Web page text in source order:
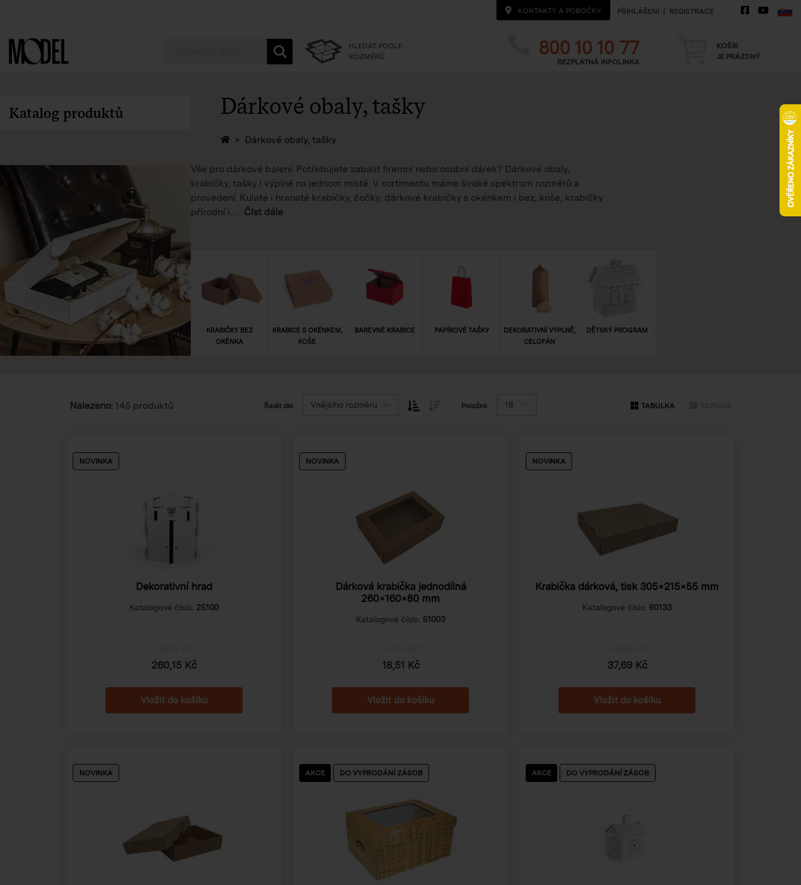
KONTAKTY A POBOČKY PŘIHLÁŠENÍ REGISTRACE
PackShop
HLEDAT PODLE
ROZMĚRŮ
Telefon
800 10 10 77
BEZPLATNÁ INFOLINKA Košík
KOŠÍK
JE PRÁZDNÝ
Katalog produktů Dárkové obaly, tašky
Zpět na homepage
Dárkové obaly, tašky
Vše pro dárkové balení. Potřebujete zabalit firemní nebo osobní dárek? Dárkové obaly,
krabičky, tašky i výplně na jednom místě. V sortimentu máme široké spektrum rozměrů a
provedení. Kulaté i hranaté krabičky, čočky, dárkové krabičky s okénkem i bez, koše, krabičky
přírodní i… Číst dále
KRABIČKY BEZ
OKÉNKA
KRABICE S OKÉNKEM,
KOŠE
BAREVNÉ KRABICE PAPÍROVÉ TAŠKY
DEKORATIVNÍ VÝPLNĚ,
CELOFÁN
DĚTSKÝ PROGRAM
Nalezeno: 145 produktů Řadit dle Vnějšího rozměru Položek 18 TABULKA
NOVINKA
Dekorativní hrad
Katalogové číslo: 25100
260,15 Kč
NOVINKA
Dárková krabička jednodílná
260×160×80 mm
Katalogové číslo: 51003
18,51 Kč
NOVINKA
Krabička dárková, tisk 305×215×55 mm
Katalogové číslo: 60133
37,69 Kč
NOVINKA AKCE DO VYPRODÁNÍ ZÁSOB AKCE DO VYPRODÁNÍ ZÁSOB